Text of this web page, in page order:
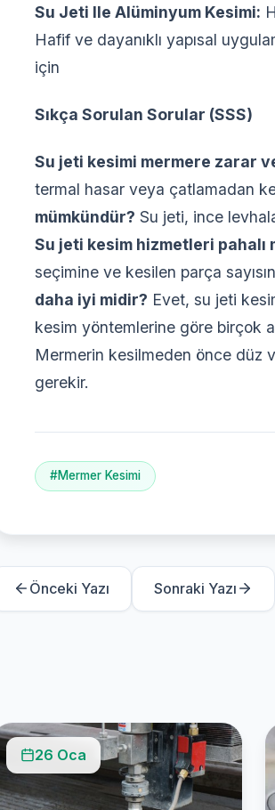
Su Jeti Ile Alüminyum Kesimi:
Hafif ve dayanıklı yapısal
için
Sıkça Sorulan Sorular (SSS)
Su jeti kesimi mermere zarar
termal hasar veya çatlamadan
mümkündür? Su jeti, ince
Su jeti kesim hizmetleri pahalı
seçimine ve kesilen parça
daha iyi midir? Evet, su jeti
kesim yöntemlerine göre birçok
Mermerin kesilmeden önce düz
gerekir.
#Mermer Kesimi
Önceki Yazı Sonraki Yazı
26 Oca